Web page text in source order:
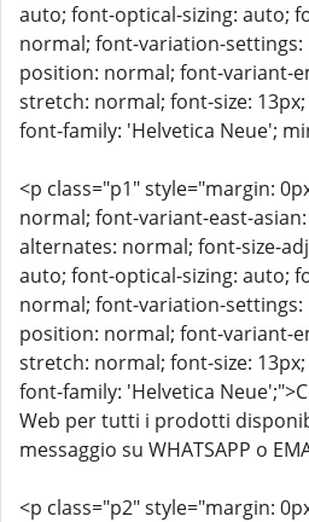
auto; font-optical-sizing: auto;
normal; font-variation-
position: normal; font-variant-
stretch: normal; font-size:
font-family: 'Helvetica Neue';
<p class="p1" style="margin:
normal; font-variant-east-
alternates: normal; font-size-
auto; font-optical-sizing: auto;
normal; font-variation-
position: normal; font-variant-
stretch: normal; font-size:
font-family: 'Helvetica
Web per tutti i prodotti
messaggio su WHATSAPP o
<p class="p2" style="margin: